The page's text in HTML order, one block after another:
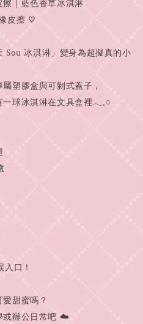
擦｜藍色香草冰淇淋
皮擦 ♡
Sou 冰淇淋」變身為超擬真的小
塑膠盒與可剝式蓋子，
一球冰淇淋在文具盒裡𓂃𓈒𓏸
口！
甜蜜嗎？
或辦公日常吧 ☁️